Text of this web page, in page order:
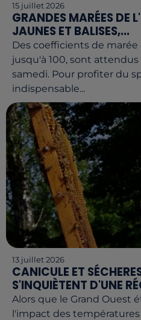
15 juillet 2026
GRANDES MARÉES DE
JAUNES ET BALISES,...
Des coefficients de
jusqu'à 100, sont
samedi. Pour profiter du
indispensable...
13 juillet 2026
CANICULE ET
S'INQUIÈTENT D'UNE
Alors que le Grand Ouest
l'impact des